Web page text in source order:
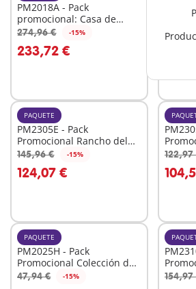
PM2018A - Pack
promocional: Casa de
muñecas victoriana
274,96 € -15%
233,72 €
A la cesta
5655
9,99
A la
PAQUETE
PM2305E - Pack
Promocional Rancho del
Oeste
145,96 € -15%
124,07 €
A la cesta
122,97
A la
PAQUETE
PM2025H - Pack
Promocional Colección de
Mascotas
47,94 € -15%
A la cesta
154,97
A la